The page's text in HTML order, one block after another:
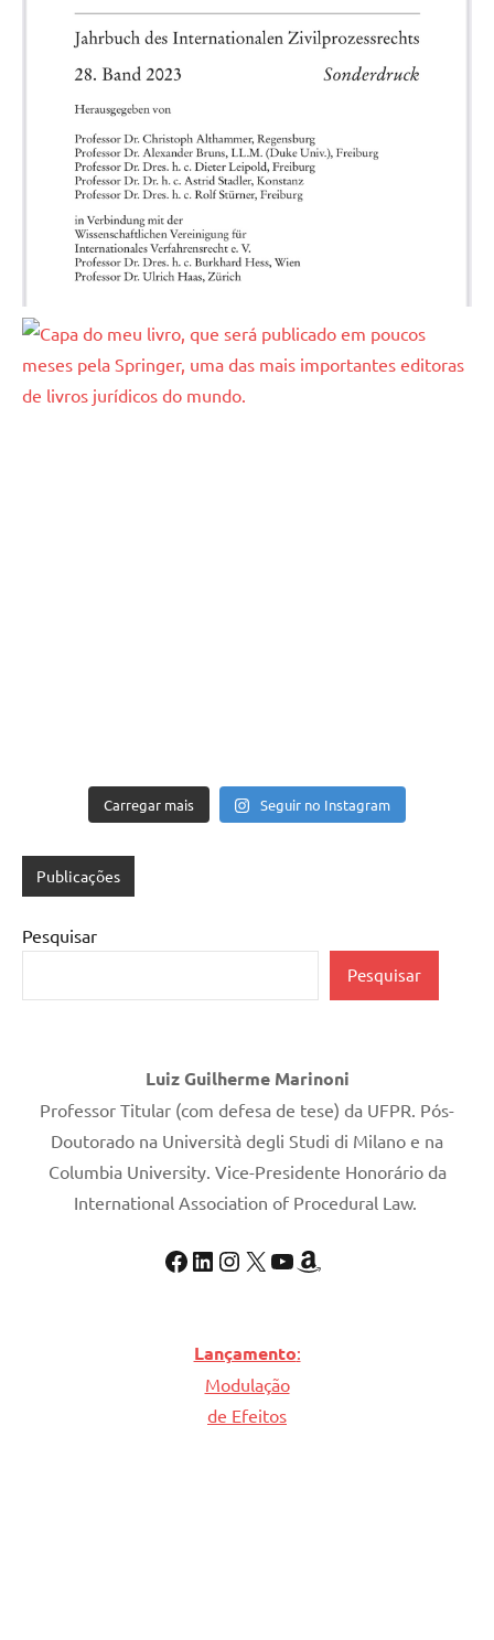
Carregar mais Seguir no Instagram
Publicações
Pesquisar
Pesquisar
Luiz Guilherme Marinoni
Professor Titular (com defesa de tese) da UFPR. Pós-
Doutorado na Università degli Studi di Milano e na
Columbia University. Vice-Presidente Honorário da
International Association of Procedural Law.
Lançamento:
Modulação
de Efeitos